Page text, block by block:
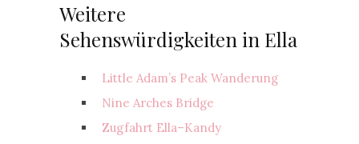
Weitere
Sehenswürdigkeiten in Ella
Little Adam’s Peak Wanderung
Nine Arches Bridge
Zugfahrt Ella–Kandy